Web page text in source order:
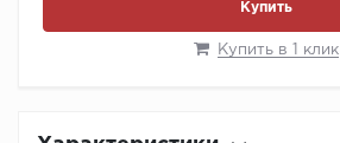
Купить
Купить в 1 клик